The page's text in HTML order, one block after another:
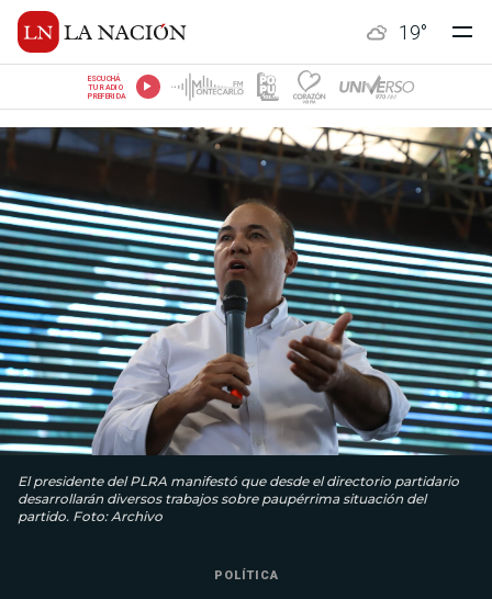
19°
ESCUCHÁ
TU RADIO
PREFERIDA
El presidente del PLRA manifestó que desde el directorio partidario
desarrollarán diversos trabajos sobre paupérrima situación del
partido. Foto: Archivo
POLÍTICA